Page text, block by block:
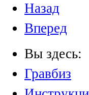
Назад
Вперед
Вы здесь:
Гравбиз